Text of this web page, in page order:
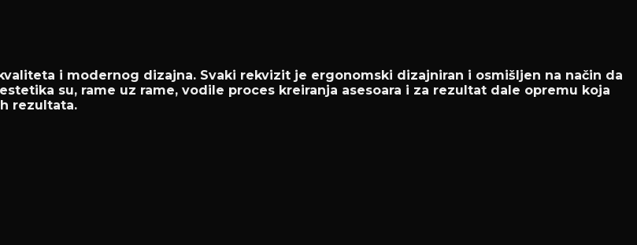
i modernog dizajna. Svaki rekvizit je ergonomski dizajniran i osmišljen na način da
su, rame uz rame, vodile proces kreiranja asesoara i za rezultat dale opremu koja
rezultata.